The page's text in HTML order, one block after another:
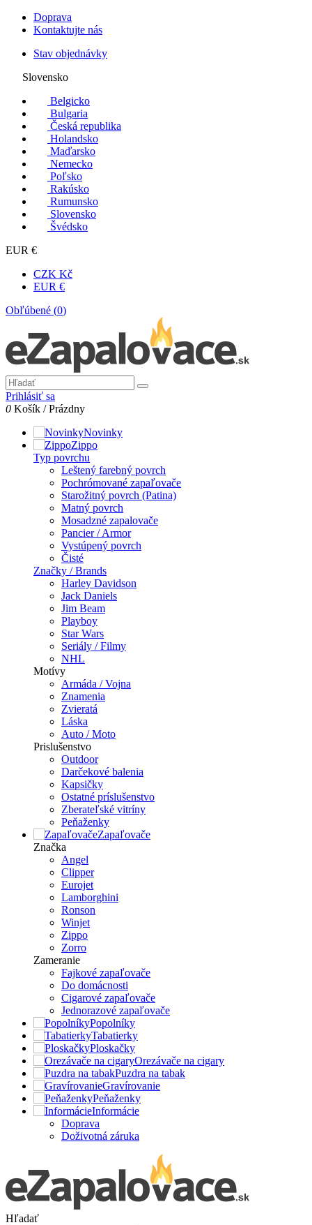
Doprava
Kontaktujte nás
Stav objednávky
Slovensko
Belgicko
Bulgaria
Česká republika
Holandsko
Maďarsko
Nemecko
Poľsko
Rakúsko
Rumunsko
Slovensko
Švédsko
EUR €
CZK Kč
EUR €
Obľúbené (0)
Prihlásiť sa
0 Košík /Prázdny
Novinky
Zippo
Typ povrchu
Leštený farebný povrch
Pochrómované zapaľovače
Starožitný povrch (Patina)
Matný povrch
Mosadzné zapalovače
Pancier / Armor
Vystúpený povrch
Čisté
Značky / Brands
Harley Davidson
Jack Daniels
Jim Beam
Playboy
Star Wars
Seriály / Filmy
NHL
Motívy
Armáda / Vojna
Znamenia
Zvieratá
Láska
Auto / Moto
Prislušenstvo
Outdoor
Darčekové balenia
Kapsičky
Ostatné príslušenstvo
Zberateľské vitríny
Peňaženky
Zapaľovače
Značka
Angel
Clipper
Eurojet
Lamborghini
Ronson
Winjet
Zippo
Zorro
Zameranie
Fajkové zapaľovače
Do domácnosti
Cigarové zapaľovače
Jednorazové zapaľovače
Popolníky
Tabatierky
Ploskačky
Orezávače na cigary
Puzdra na tabak
Gravírovanie
Peňaženky
Informácie
Doprava
Doživotná záruka
Hľadať